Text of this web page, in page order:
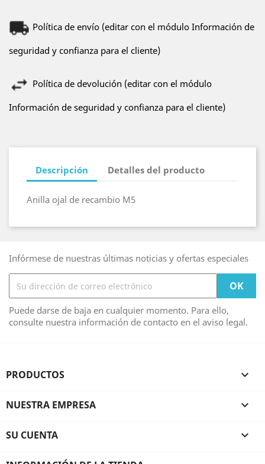
Política de envío (editar con el módulo Información de
seguridad y confianza para el cliente)
Política de devolución (editar con el módulo
Información de seguridad y confianza para el cliente)
Descripción Detalles del producto
Anilla ojal de recambio M5
Infórmese de nuestras últimas noticias y ofertas especiales
Puede darse de baja en cualquier momento. Para ello,
consulte nuestra información de contacto en el aviso legal.
PRODUCTOS 
NUESTRA EMPRESA 
SU CUENTA 